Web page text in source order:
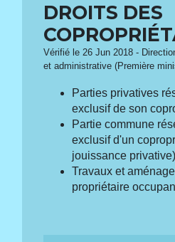
DROITS DES
Vérifié le 26 Jun 2018 -
et administrative (Première
Parties privatives
exclusif de son
Partie commune
exclusif d'un
jouissance privative)
Travaux et
propriétaire